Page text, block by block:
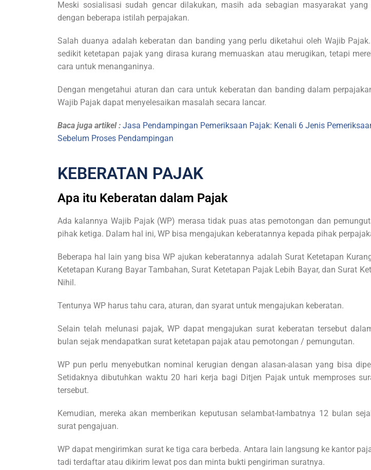
Meski sosialisasi sudah gencar dilakukan, masih ada sebagian masyarakat
dengan beberapa istilah perpajakan.
Salah duanya adalah keberatan dan banding yang perlu diketahui oleh Wajib
sedikit ketetapan pajak yang dirasa kurang memuaskan atau merugikan, tetapi
cara untuk menanganinya.
Dengan mengetahui aturan dan cara untuk keberatan dan banding dalam
Wajib Pajak dapat menyelesaikan masalah secara lancar.
Baca juga artikel : Jasa Pendampingan Pemeriksaan Pajak: Kenali 6 Jenis
Sebelum Proses Pendampingan
KEBERATAN PAJAK
Apa itu Keberatan dalam Pajak
Ada kalannya Wajib Pajak (WP) merasa tidak puas atas pemotongan dan
pihak ketiga. Dalam hal ini, WP bisa mengajukan keberatannya kepada pihak
Beberapa hal lain yang bisa WP ajukan keberatannya adalah Surat Ketetapan
Ketetapan Kurang Bayar Tambahan, Surat Ketetapan Pajak Lebih Bayar, dan Surat
Nihil.
Tentunya WP harus tahu cara, aturan, dan syarat untuk mengajukan keberatan.
Selain telah melunasi pajak, WP dapat mengajukan surat keberatan tersebut
bulan sejak mendapatkan surat ketetapan pajak atau pemotongan / pemungutan.
WP pun perlu menyebutkan nominal kerugian dengan alasan-alasan yang bisa
Setidaknya dibutuhkan waktu 20 hari kerja bagi Ditjen Pajak untuk memproses
tersebut.
Kemudian, mereka akan memberikan keputusan selambat-lambatnya 12 bulan
surat pengajuan.
WP dapat mengirimkan surat ke tiga cara berbeda. Antara lain langsung ke kantor
tadi terdaftar atau dikirim lewat pos dan minta bukti pengiriman suratnya.